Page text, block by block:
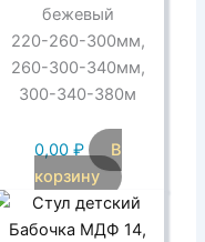
бежевый
220-260-300мм,
260-300-340мм,
300-340-380м
0,00 ₽
В
корзину